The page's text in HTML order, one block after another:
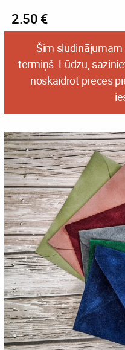
2.50 €
Šim
termiņš. Lūdzu,
noskaidrot preces